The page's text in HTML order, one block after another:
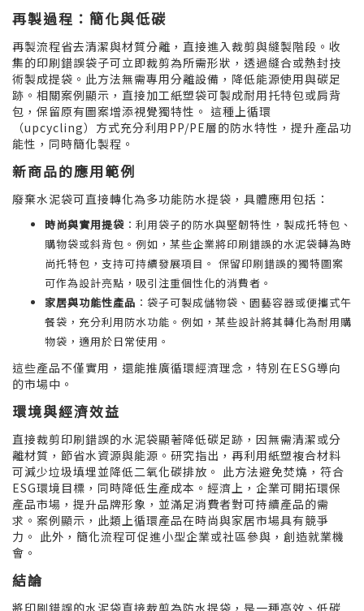
再製過程：簡化與低碳
再製流程省去清潔與材質分離，直接進入裁剪與縫製階段。收
集的印刷錯誤袋子可立即裁剪為所需形狀，透過縫合或熱封技
術製成提袋。此方法無需專用分離設備，降低能源使用與碳足
跡。相關案例顯示，直接加工紙塑袋可製成耐用托特包或肩背
包，保留原有圖案增添視覺獨特性。 這種上循環
（upcycling）方式充分利用PP/PE層的防水特性，提升產品功
能性，同時簡化製程。
新商品的應用範例
廢棄水泥袋可直接轉化為多功能防水提袋，具體應用包括：
時尚與實用提袋 ：利用袋子的防水與堅韌特性，製成托特包、
購物袋或斜背包。例如，某些企業將印刷錯誤的水泥袋轉為時
尚托特包，支持可持續發展項目。 保留印刷錯誤的獨特圖案
可作為設計亮點，吸引注重個性化的消費者。
家居與功能性產品 ：袋子可製成儲物袋、園藝容器或便攜式午
餐袋，充分利用防水功能。例如，某些設計將其轉化為耐用購
物袋，適用於日常使用。
這些產品不僅實用，還能推廣循環經濟理念，特別在ESG導向
的市場中。
環境與經濟效益
直接裁剪印刷錯誤的水泥袋顯著降低碳足跡，因無需清潔或分
離材質，節省水資源與能源。研究指出，再利用紙塑複合材料
可減少垃圾填埋並降低二氧化碳排放。 此方法避免焚燒，符合
ESG環境目標，同時降低生產成本。經濟上，企業可開拓環保
產品市場，提升品牌形象，並滿足消費者對可持續產品的需
求。案例顯示，此類上循環產品在時尚與家居市場具有競爭
力。 此外，簡化流程可促進小型企業或社區參與，創造就業機
會。
結論
將印刷錯誤的水泥袋直接裁剪為防水提袋，是一種高效、低碳